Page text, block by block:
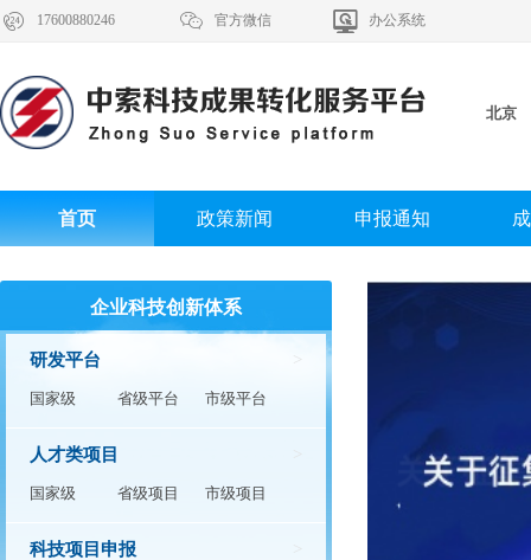
 17600880246  官方微信  办公系统
北京
首页 政策新闻 申报通知
企业科技创新体系
研发平台
国家级 省级平台 市级平台
人才类项目
国家级 省级项目 市级项目
科技项目申报